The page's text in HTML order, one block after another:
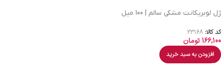
ژل لوبریکانت مشکی سالم | 100 میل
کد کالا: 23168
166,100تومان
افزودن به سبد خرید